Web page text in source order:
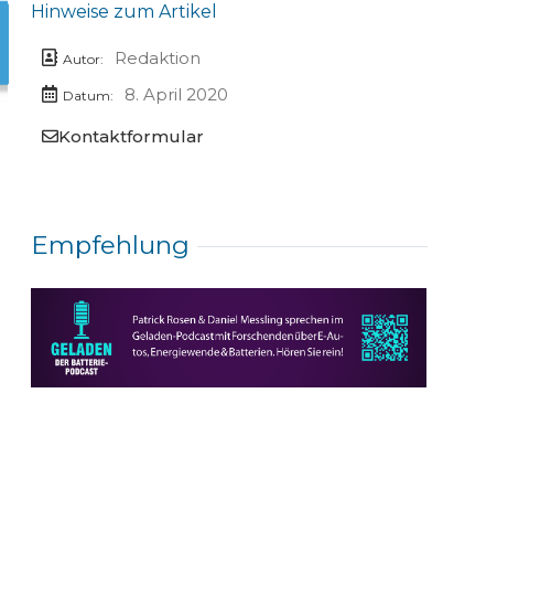
Hinweise zum Artikel
Autor: Redaktion
Datum:
8. April 2020
Kontaktformular
Empfehlung